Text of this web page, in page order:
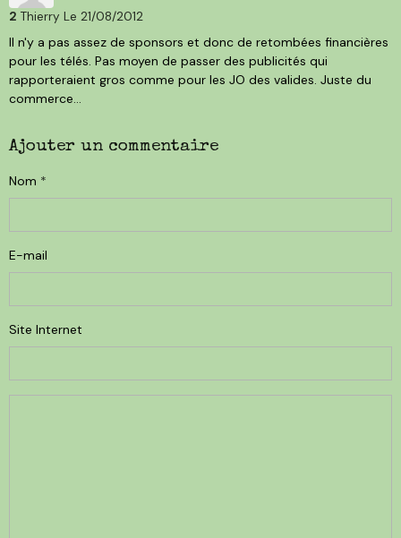
2 Thierry Le 21/08/2012
Il n'y a pas assez de sponsors et donc de retombées financières
pour les télés. Pas moyen de passer des publicités qui
rapporteraient gros comme pour les JO des valides. Juste du
commerce...
Ajouter un commentaire
Nom
E-mail
Site Internet